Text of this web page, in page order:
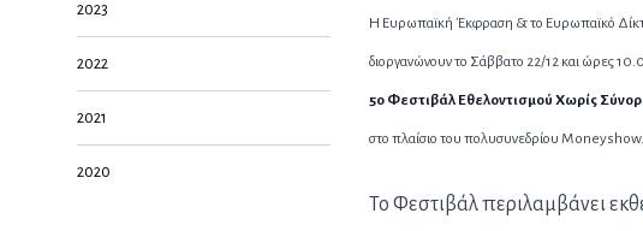
2023
2022
2021
2020
H Ευρωπαϊκή Έκφραση & το Ευρωπαϊκό
διοργανώνουν το Σάββατο 22/12 και ώρες
5o Φεστιβάλ Εθελοντισμού Χωρίς
στο πλαίσιο του πολυσυνεδρίου Moneyshow.
Το Φεστιβάλ περιλαμβάνει